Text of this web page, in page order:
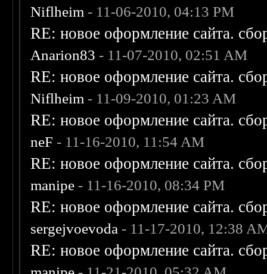
Niflheim - 11-06-2010, 04:13 PM
RE: новое оформление сайта.
Anarion83 - 11-07-2010, 02:51 AM
RE: новое оформление сайта.
Niflheim - 11-09-2010, 01:23 AM
RE: новое оформление сайта.
neF - 11-16-2010, 11:54 AM
RE: новое оформление сайта.
manipe - 11-16-2010, 08:34 PM
RE: новое оформление сайта.
sergejvoevoda - 11-17-2010, 12:38
RE: новое оформление сайта.